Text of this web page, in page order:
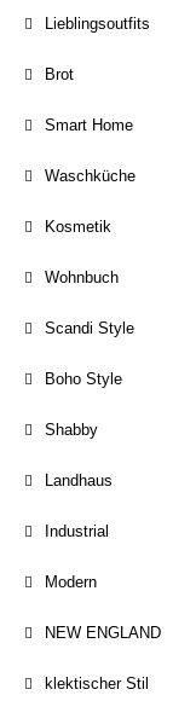
Lieblingsoutfits
Brot
Smart Home
Waschküche
Kosmetik
Wohnbuch
Scandi Style
Boho Style
Shabby
Landhaus
Industrial
Modern
NEW ENGLAND
klektischer Stil